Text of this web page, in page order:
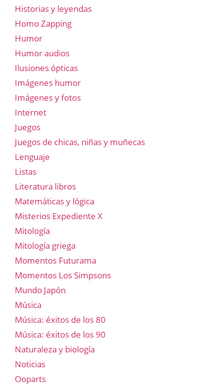
Historias y leyendas
Homo Zapping
Humor
Humor audios
Ilusiones ópticas
Imágenes humor
Imágenes y fotos
Internet
Juegos
Juegos de chicas, niñas y muñecas
Lenguaje
Listas
Literatura libros
Matemáticas y lógica
Misterios Expediente X
Mitología
Mitología griega
Momentos Futurama
Momentos Los Simpsons
Mundo Japón
Música
Música: éxitos de los 80
Música: éxitos de los 90
Naturaleza y biología
Noticias
Ooparts